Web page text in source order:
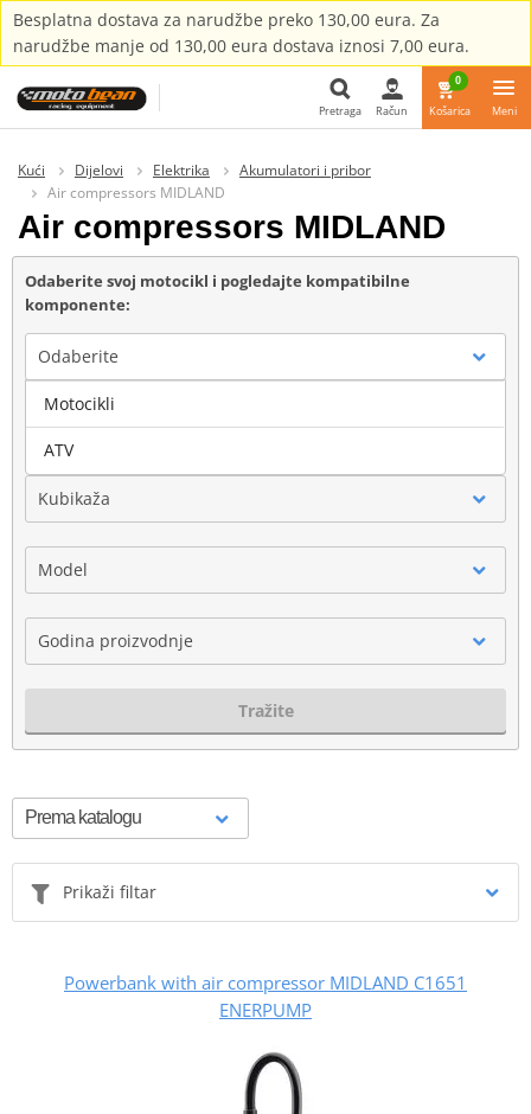
Besplatna dostava za narudžbe preko 130,00 eura. Za
narudžbe manje od 130,00 eura dostava iznosi 7,00 eura.
Pretraga Račun
0
Košarica Meni
Kući Dijelovi Elektrika
Akumulatori i pribor
Air compressors MIDLAND
Air compressors MIDLAND
Odaberite svoj motocikl i pogledajte kompatibilne
komponente:
Odaberite
Marka
Kubikaža
Model
Godina proizvodnje
Tražite
Prikaži filtar
Powerbank with air compressor MIDLAND C1651
ENERPUMP
Motocikli
ATV